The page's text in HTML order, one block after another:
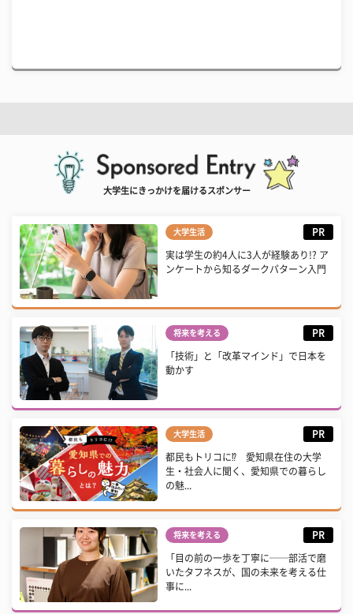
大学生にきっかけを届けるスポンサー
大学生活 PR
実は学生の約4人に3人が経験あり!? ア
ンケートから知るダークパターン入門
将来を考える PR
「技術」と「改革マインド」で日本を
動かす
大学生活 PR
都民もトリコに⁉ 愛知県在住の大学
生・社会人に聞く、愛知県での暮らし
の魅...
将来を考える PR
「目の前の一歩を丁寧に──部活で磨
いたタフネスが、国の未来を考える仕
事に...